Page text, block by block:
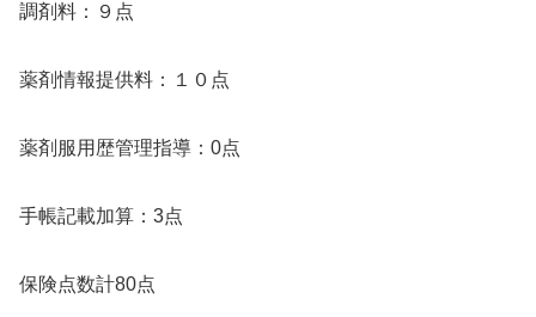
調剤料：９点
薬剤情報提供料：１０点
薬剤服用歴管理指導：0点
手帳記載加算：3点
保険点数計80点